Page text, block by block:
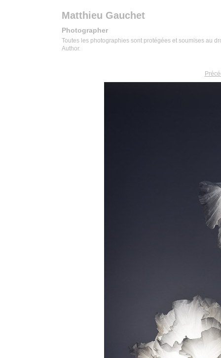
Matthieu Gauchet
Photographer
Toutes les photographies sont protégées et soumises au
Author.